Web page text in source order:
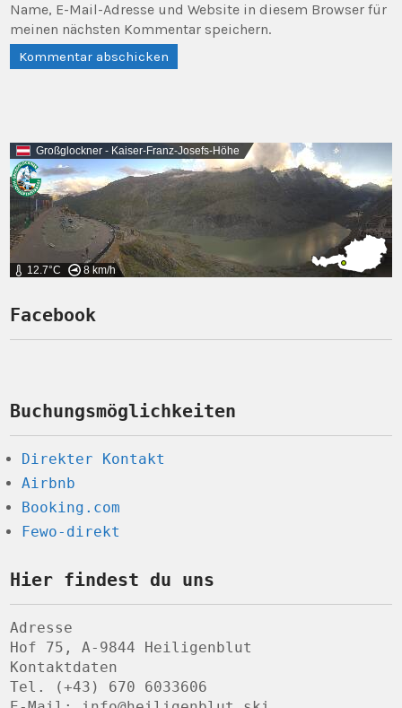
Name, E-Mail-Adresse und Website in diesem Browser für
meinen nächsten Kommentar speichern.
Großglockner - Kaiser-Franz-Josefs-Höhe
12.7°C 8 km/h
Facebook
Buchungsmöglichkeiten
Direkter Kontakt
Airbnb
Booking.com
Fewo-direkt
Hier findest du uns
Adresse
Hof 75, A-9844 Heiligenblut
Kontaktdaten
Tel. (+43) 670 6033606